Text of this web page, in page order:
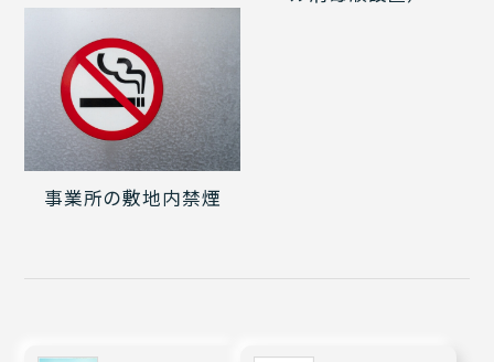
事業所の敷地内禁煙